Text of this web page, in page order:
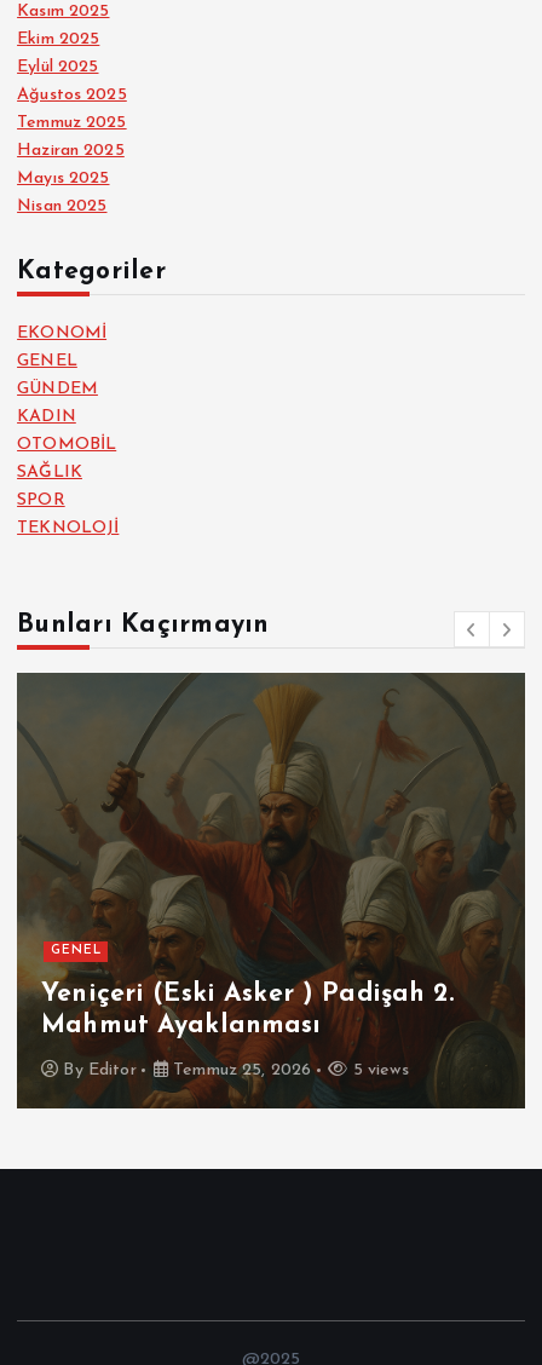
Kasım 2025
Ekim 2025
Eylül 2025
Ağustos 2025
Temmuz 2025
Haziran 2025
Mayıs 2025
Nisan 2025
Kategoriler
EKONOMİ
GENEL
GÜNDEM
KADIN
OTOMOBİL
SAĞLIK
SPOR
TEKNOLOJİ
Bunları Kaçırmayın
GENEL
Yeniçeri (Eski Asker ) Padişah 2.
Mahmut Ayaklanması
By Editor Temmuz 25, 2026 5 views
@2025